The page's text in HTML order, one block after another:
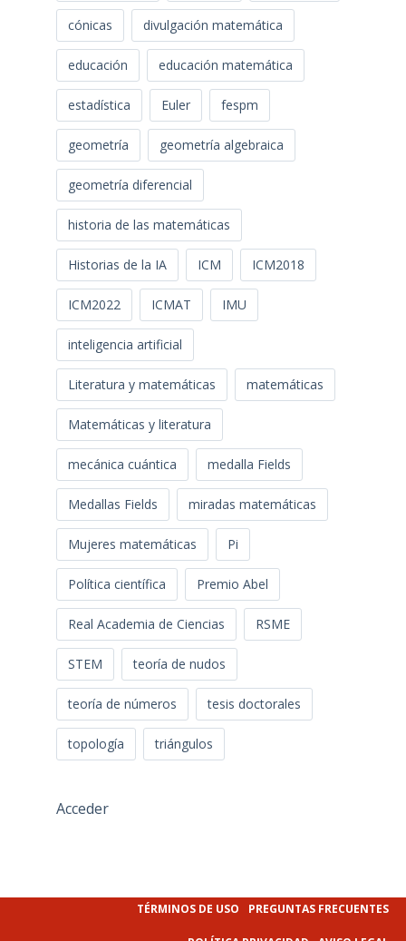
cónicas divulgación matemática
educación educación matemática
estadística Euler fespm
geometría geometría algebraica
geometría diferencial
historia de las matemáticas
Historias de la IA ICM ICM2018
ICM2022 ICMAT IMU
inteligencia artificial
Literatura y matemáticas matemáticas
Matemáticas y literatura
mecánica cuántica medalla Fields
Medallas Fields miradas matemáticas
Mujeres matemáticas Pi
Política científica Premio Abel
Real Academia de Ciencias RSME
STEM teoría de nudos
teoría de números tesis doctorales
topología triángulos
Acceder
TÉRMINOS DE USO PREGUNTAS FRECUENTES